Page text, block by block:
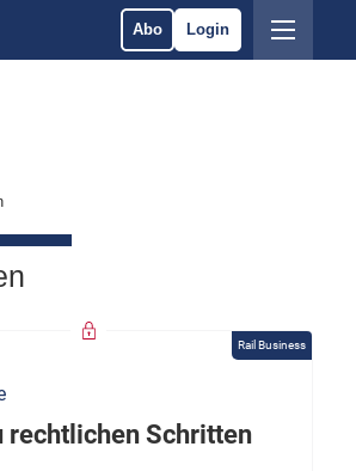
Abo Login
Rail Business
rechtlichen Schritten